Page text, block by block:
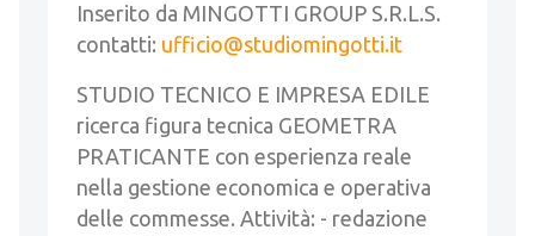
Inserito da MINGOTTI GROUP S.R.L.S.
contatti: ufficio@studiomingotti.it
STUDIO TECNICO E IMPRESA EDILE
ricerca figura tecnica GEOMETRA
PRATICANTE con esperienza reale
nella gestione economica e operativa
delle commesse. Attività: - redazione